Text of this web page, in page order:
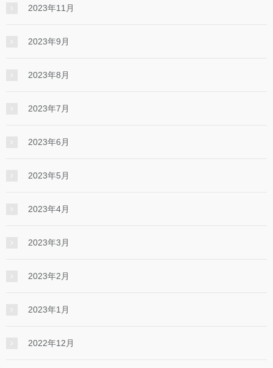
2023年11月
2023年9月
2023年8月
2023年7月
2023年6月
2023年5月
2023年4月
2023年3月
2023年2月
2023年1月
2022年12月